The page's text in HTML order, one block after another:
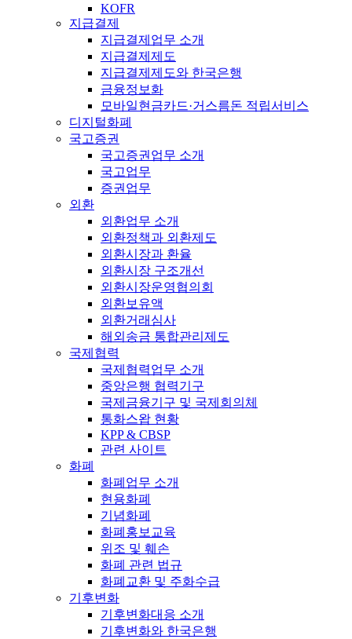
KOFR
지급결제
지급결제업무 소개
지급결제제도
지급결제제도와 한국은행
금융정보화
모바일현금카드·거스름돈 적립서비스
디지털화폐
국고증권
국고증권업무 소개
국고업무
증권업무
외환
외환업무 소개
외환정책과 외환제도
외환시장과 환율
외환시장 구조개선
외환시장운영협의회
외환보유액
외환거래심사
해외송금 통합관리제도
국제협력
국제협력업무 소개
중앙은행 협력기구
국제금융기구 및 국제회의체
통화스왑 현황
KPP & CBSP
관련 사이트
화폐
화폐업무 소개
현용화폐
기념화폐
화폐홍보교육
위조 및 훼손
화폐 관련 법규
화폐교환 및 주화수급
기후변화
기후변화대응 소개
기후변화와 한국은행